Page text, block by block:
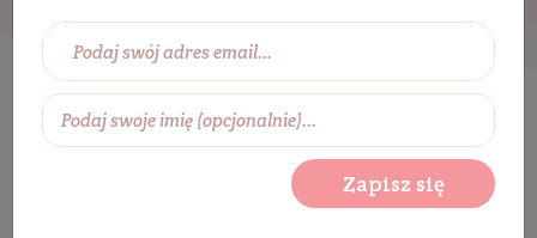
Makijaż
Brokat do twarzy
Zapisz się